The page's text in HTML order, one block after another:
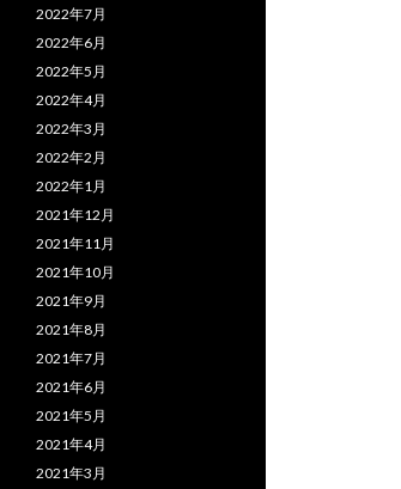
2022年7月
2022年6月
2022年5月
2022年4月
2022年3月
2022年2月
2022年1月
2021年12月
2021年11月
2021年10月
2021年9月
2021年8月
2021年7月
2021年6月
2021年5月
2021年4月
2021年3月